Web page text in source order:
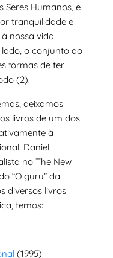
Seres Humanos, e
tranquilidade e
nossa vida
o conjunto do
formas de ter
(2).
deixamos
livros de um dos
à
Daniel
no The New
“O guru” da
diversos livros
temos:
(1995)